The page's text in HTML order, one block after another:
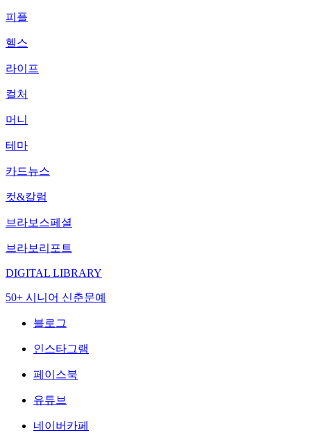
피플
헬스
라이프
컬처
머니
테마
카드뉴스
컷&칼럼
브라보스페셜
브라보리포트
DIGITAL LIBRARY
50+ 시니어 신춘문예
블로그
인스타그램
페이스북
유튜브
네이버카페